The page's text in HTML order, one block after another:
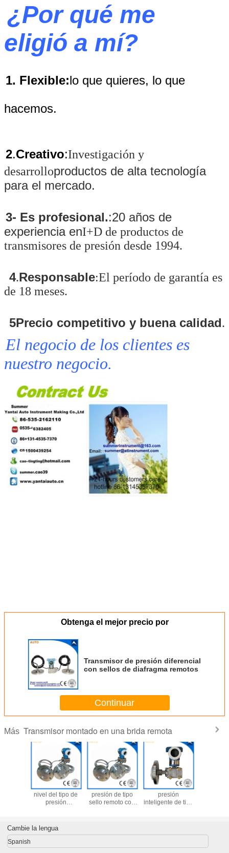
¿Por qué me
eligió a mí?
1. Flexible:lo que quieres, lo que
hacemos.
2.Creativo:Investigación y
desarrolloproductos de alta tecnología
para el mercado.
3- Es profesional.:20 años de
experiencia enI+D de productos de
transmisores de presión desde 1994.
4.Responsable:El período de garantía es
de 18 meses.
5Precio competitivo y buena calidad.
El negocio de los clientes es
nuestro negocio.
Obtenga el mejor precio por
Transmisor de presión diferencial
con sellos de diafragma remotos
Continuar
Más Transmisor montado en una brida remota
Transmisor de
nivel del tipo de
presión
Transmisor de
presión de tipo
sello remoto con
Transmisor de
presión
inteligente de tipo
Cambie la lengua
Spanish